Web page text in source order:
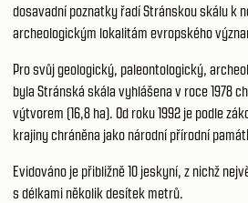
dosavadní poznatky řadí Stránskou skálu k
archeologickým lokalitám evropského
Pro svůj geologický, paleontologický,
byla Stránská skála vyhlášena v roce 1978
výtvorem (16,8 ha). Od roku 1992 je podle
krajiny chráněna jako národní přírodní
Evidováno je přibližně 10 jeskyní, z nichž
s délkami několik desítek metrů.